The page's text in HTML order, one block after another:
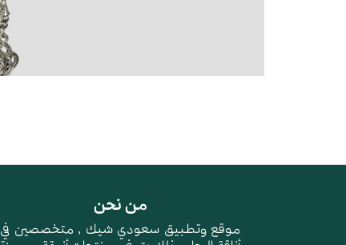
من نحن
موقع وتطبيق سعودي شيك , متخصصين في